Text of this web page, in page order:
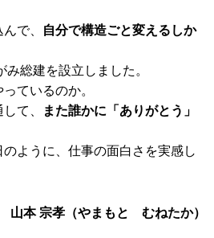
で、
自分で構造ごと変えるしか
総建を設立しました。
ているのか。
て、
また誰かに「ありがとう」
ように、仕事の面白さを実感し
山本 宗孝（やまもと むねたか）